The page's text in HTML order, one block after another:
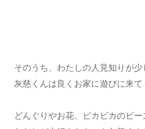
そのうち、わたしの人見知りが少
灰慈くんは良くお家に遊びに来て
どんぐりやお花、ピカピカのビー